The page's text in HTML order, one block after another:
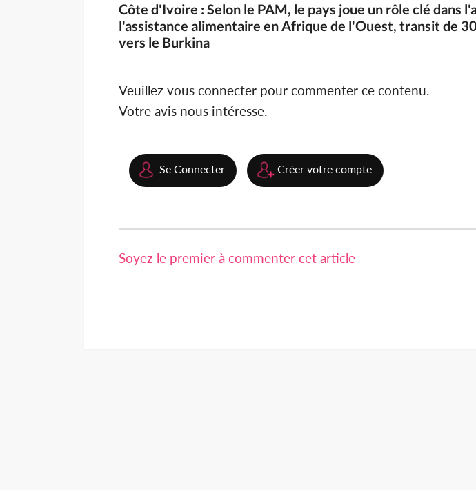
Côte d'Ivoire : Selon le PAM, le pays joue un rôle clé dans
l'assistance alimentaire en Afrique de l'Ouest, transit de
vers le Burkina
Veuillez vous connecter pour commenter ce contenu.
Votre avis nous intéresse.
Se Connecter Créer votre compte
Soyez le premier à commenter cet article